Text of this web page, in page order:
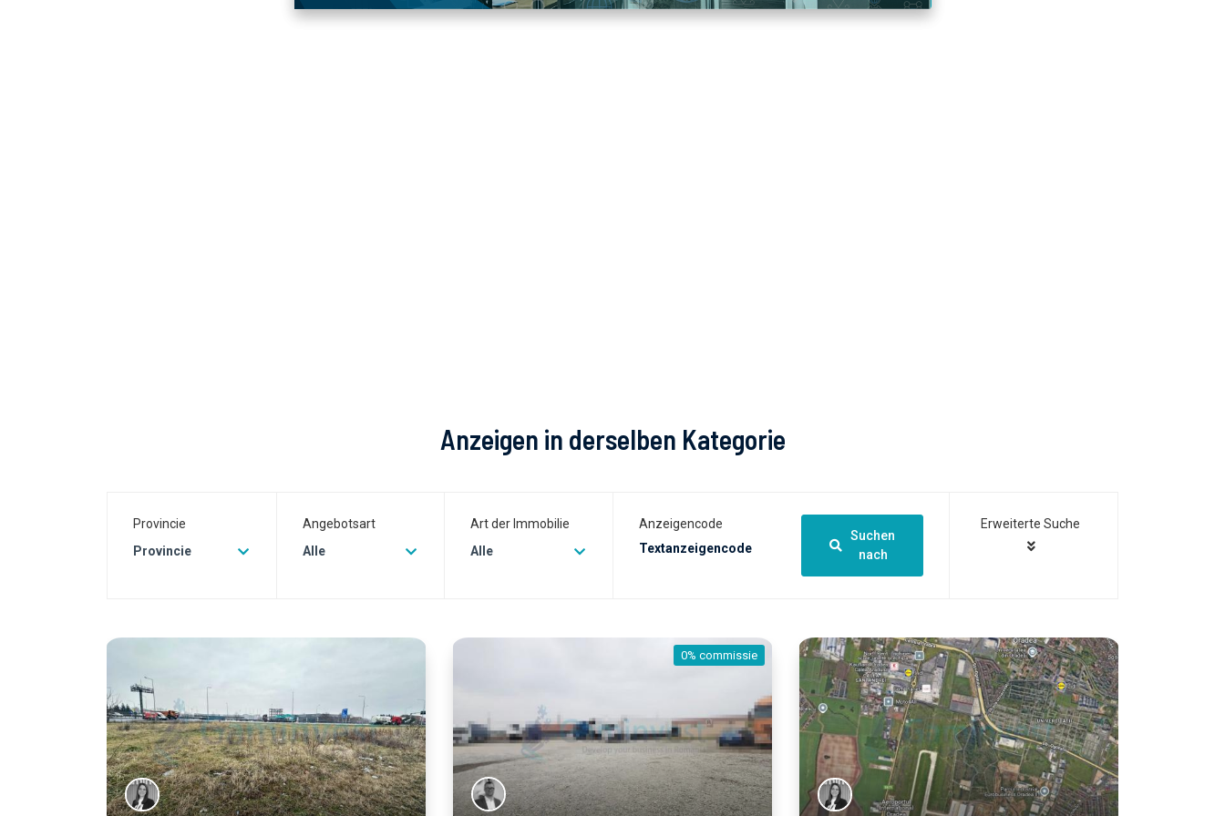
Anzeigen in derselben Kategorie
Provincie
Provincie
Angebotsart
Alle
Art der Immobilie
Alle
Anzeigencode
Suchen
nach
Erweiterte Suche